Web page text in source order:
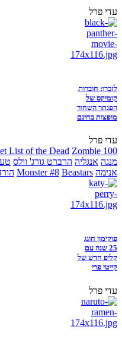
עדי פרל
לזכרו: חוברות
קומיקס של
הפנתר השחור
מופצות בחינם
עדי פרל
List of the Dead Zombie 100
מנגה אנגליה הרברט גורג' וולס
אנימה
Monster #8 Beastars
פוקימון חוגג
25 שנה עם
קליפ חדש של
קייטי פרי
עדי פרל